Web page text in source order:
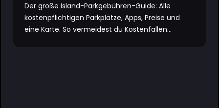
Der große Island-Parkgebühren-Guide: Alle
kostenpflichtigen Parkplätze, Apps, Preise und
eine Karte. So vermeidest du Kostenfallen...